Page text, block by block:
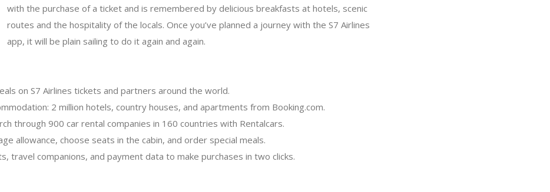
with the purchase of a ticket and is remembered by delicious breakfasts at hotels, scenic
routes and the hospitality of the locals. Once you’ve planned a journey with the S7 Airlines
app, it will be plain sailing to do it again and again.
on S7 Airlines tickets and partners around the world.
2 million hotels, country houses, and apartments from Booking.com.
through 900 car rental companies in 160 countries with Rentalcars.
allowance, choose seats in the cabin, and order special meals.
travel companions, and payment data to make purchases in two clicks.